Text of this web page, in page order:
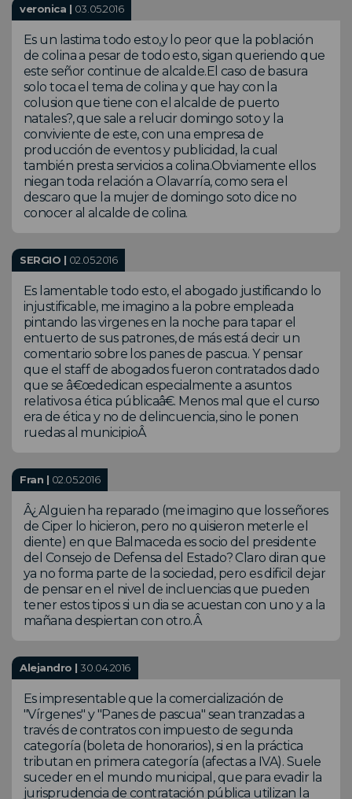
veronica | 03.05.2016
Es un lastima todo esto,y lo peor que la población
de colina a pesar de todo esto, sigan queriendo que
este señor continue de alcalde.El caso de basura
solo toca el tema de colina y que hay con la
colusion que tiene con el alcalde de puerto
natales?, que sale a relucir domingo soto y la
conviviente de este, con una empresa de
producción de eventos y publicidad, la cual
también presta servicios a colina.Obviamente ellos
niegan toda relación a Olavarría, como sera el
descaro que la mujer de domingo soto dice no
conocer al alcalde de colina.
SERGIO | 02.05.2016
Es lamentable todo esto, el abogado justificando lo
injustificable, me imagino a la pobre empleada
pintando las virgenes en la noche para tapar el
entuerto de sus patrones, de más está decir un
comentario sobre los panes de pascua. Y pensar
que el staff de abogados fueron contratados dado
que se â€œdedican especialmente a asuntos
relativos a ética públicaâ€. Menos mal que el curso
era de ética y no de delincuencia, sino le ponen
ruedas al municipioÂ
Fran | 02.05.2016
Â¿Alguien ha reparado (me imagino que los señores
de Ciper lo hicieron, pero no quisieron meterle el
diente) en que Balmaceda es socio del presidente
del Consejo de Defensa del Estado? Claro diran que
ya no forma parte de la sociedad, pero es dificil dejar
de pensar en el nivel de incluencias que pueden
tener estos tipos si un dia se acuestan con uno y a la
mañana despiertan con otro.Â
Alejandro |30.04.2016
Es impresentable que la comercialización de
"Vírgenes" y "Panes de pascua" sean tranzadas a
través de contratos con impuesto de segunda
categoría (boleta de honorarios), si en la práctica
tributan en primera categoría (afectas a IVA). Suele
suceder en el mundo municipal, que para evadir la
jurisprudencia de contratación pública utilizan la